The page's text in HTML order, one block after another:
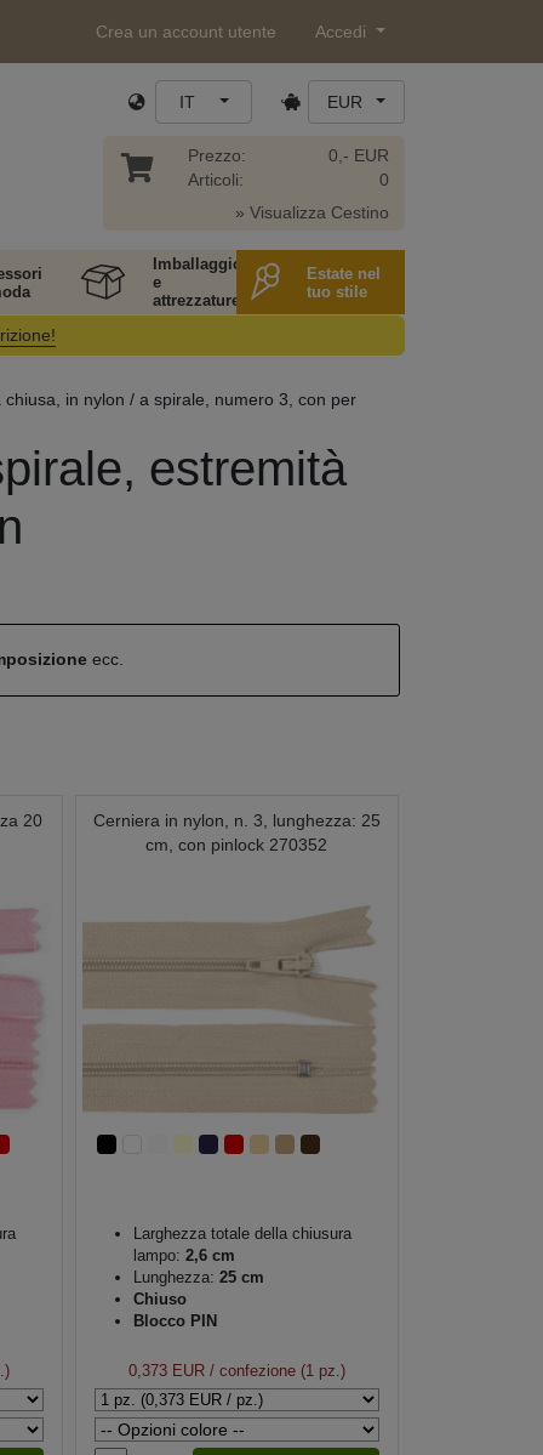
Crea un account utente Accedi
IT EUR
Prezzo:
Articoli:
0,- EUR
0
» Visualizza Cestino
Imballaggio
e
attrezzature
Estate nel
tuo stile
in nylon / a spirale, numero 3, con per
estremità
ecc.
20
Cerniera in nylon, n. 3, lunghezza: 25
cm, con pinlock 270352
Larghezza totale della chiusura
lampo: 2,6 cm
Lunghezza: 25 cm
Chiuso
Blocco PIN
0,373 EUR/ confezione (1 pz.)